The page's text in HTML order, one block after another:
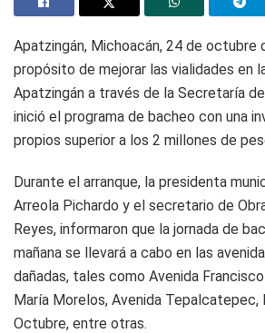
Apatzingán, Michoacán, 24 de octubre
propósito de mejorar las vialidades en
Apatzingán a través de la Secretaría
inició el programa de bacheo con una
propios superior a los 2 millones de
Durante el arranque, la presidenta
Arreola Pichardo y el secretario de
Reyes, informaron que la jornada de
mañana se llevará a cabo en las
dañadas, tales como Avenida
María Morelos, Avenida Tepalcatepec,
Octubre, entre otras.